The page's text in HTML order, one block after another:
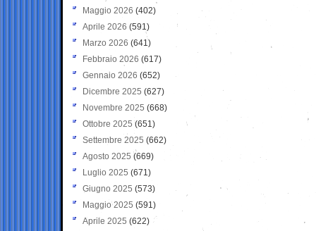
Maggio 2026 (402)
Aprile 2026 (591)
Marzo 2026 (641)
Febbraio 2026 (617)
Gennaio 2026 (652)
Dicembre 2025 (627)
Novembre 2025 (668)
Ottobre 2025 (651)
Settembre 2025 (662)
Agosto 2025 (669)
Luglio 2025 (671)
Giugno 2025 (573)
Maggio 2025 (591)
Aprile 2025 (622)